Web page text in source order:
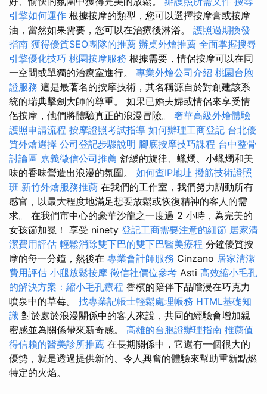
引擎如何運作 根據按摩的類型，您可以選擇按摩膏或按摩
油，當然如果需要，您可以在治療後淋浴。 護照過期換發
指南 獲得優質SEO團隊的推薦 辦桌外燴推薦 全面掌握搜尋
引擎優化技巧 桃園按摩服務 根據需要，情侶按摩可以在同
一空間或單獨的治療室進行。 專業外燴公司介紹 桃園台胞
證服務 這是最著名的按摩技術，其名稱源自於對創建該系
統的瑞典擊劍大師的尊重。 如果已婚夫婦或情侶來享受情
侶按摩，他們將體驗真正的浪漫冒險。 奢華高級外燴體驗
護照申請流程 按摩證照考試指導 如何辦理工商登記 台北優
質外燴選擇 公司登記步驟說明 腳底按摩技巧課程 台中整骨
討論區 嘉義徵信公司推薦 舒緩的旋律、蠟燭、小蠟燭和美
味的香味營造出浪漫的氛圍。 如何查IP地址 撥筋技術證照
班 新竹外燴服務推薦 在我們的工作室，我們努力調動所有
感官，以最大程度地滿足想要放鬆或恢復精神的客人的需
求。 在我們市中心的豪華沙龍之一度過 2 小時，為完美的
女孩節加冕！ 享受 ninety 登記工商需要注意的細節 居家清
潔費用評估 輕鬆消除雙下巴的雙下巴醫美療程 分鐘優質按
摩的每一分鐘，然後在 專業會計師服務 Cinzano 居家清潔
費用評估 小腿放鬆按摩 徵信社價位參考 Asti 高效縮小毛孔
的解決方案：縮小毛孔療程 香檳的陪伴下品嚐浸在巧克力
噴泉中的草莓。 找專業記帳士輕鬆處理帳務 HTML基礎知
識 對於處於浪漫關係中的客人來說，共同的經驗會增加親
密感並為關係帶來新奇感。 高雄的台胞證辦理指南 推薦值
得信賴的醫美診所推薦 在長期關係中，它還有一個很大的
優勢，就是透過提供新的​​、令人興奮的體驗來幫助重新點燃
特定的火焰。